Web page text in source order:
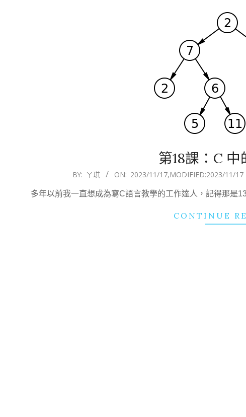
第18課：C
BY: ㄚ琪 ON: 2023/11/17,MODIFIED:2023/11/17
多年以前我一直想成為寫C語言教學的工作達人，記得那是
CONTINUE